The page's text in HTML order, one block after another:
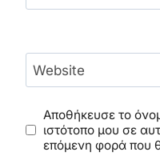
Website
Αποθήκευσε το
ιστότοπο μου σε
επόμενη φορά που